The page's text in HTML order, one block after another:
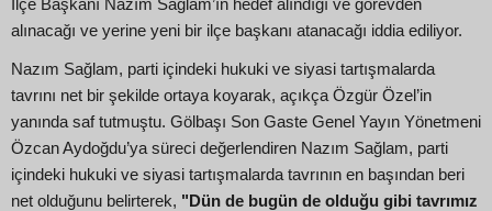
İlçe Başkanı Nazım Sağlam’ın hedef alındığı ve görevden
alınacağı ve yerine yeni bir ilçe başkanı atanacağı iddia ediliyor.
Nazım Sağlam, parti içindeki hukuki ve siyasi tartışmalarda
tavrını net bir şekilde ortaya koyarak, açıkça Özgür Özel’in
yanında saf tutmuştu. Gölbaşı Son Gaste Genel Yayın Yönetmeni
Özcan Aydoğdu’ya süreci değerlendiren Nazım Sağlam, parti
içindeki hukuki ve siyasi tartışmalarda tavrının en başından beri
net olduğunu belirterek, "Dün de bugün de olduğu gibi tavrımız